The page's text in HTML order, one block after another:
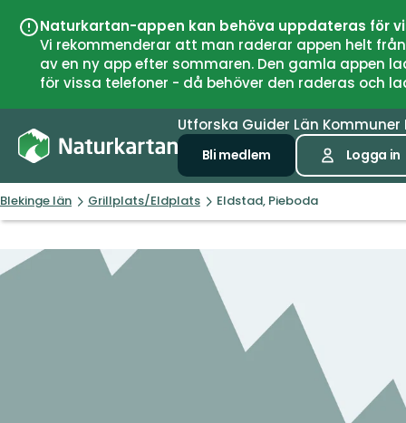
Naturkartan-appen kan behöva uppdateras för
Vi rekommenderar att man raderar appen helt
av en ny app efter sommaren. Den gamla
för vissa telefoner - då behöver den raderas och
Utforska Guider Län Kommuner
Bli medlem Logga in
Blekinge län Grillplats/Eldplats Eldstad, Pieboda